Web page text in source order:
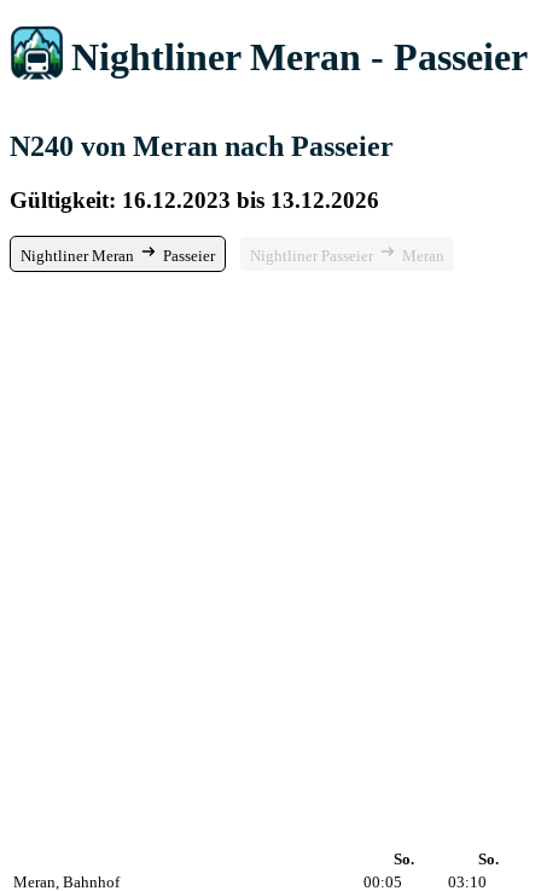
Nightliner Meran - Passeier
N240 von Meran nach Passeier
Gültigkeit: 16.12.2023 bis 13.12.2026
Nightliner Meran Passeier Nightliner Passeier Meran
So.
So.
Meran, Bahnhof
00:05
03:10